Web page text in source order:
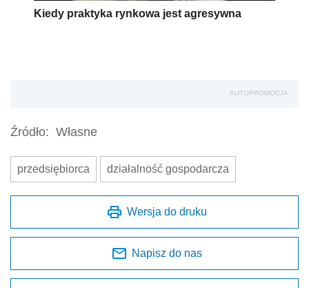
Kiedy praktyka rynkowa jest agresywna
AUTOPROMOCJA
Źródło: Własne
przedsiębiorca działalność gospodarcza
Wersja do druku
Napisz do nas